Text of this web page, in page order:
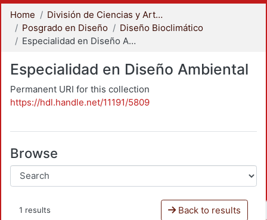
Home
División de Ciencias y Artes para el Diseño
Posgrado en Diseño
Diseño Bioclimático
Especialidad en Diseño Ambiental
Especialidad en Diseño Ambiental
Permanent URI for this collection
https://hdl.handle.net/11191/5809
Browse
1 results Back to results